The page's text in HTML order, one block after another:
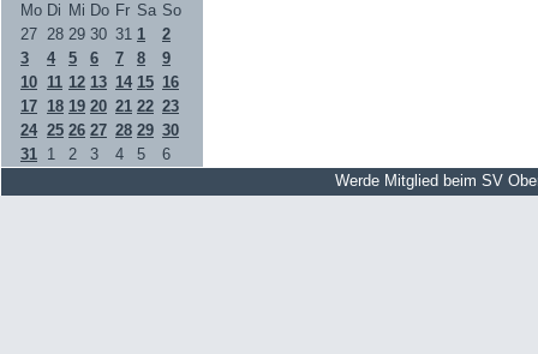
Mo Di Mi Do Fr Sa So
27 28 29 30 31 1
2
3
4 5 6 7 8
9
10 11 12 13 14 15 16
17 18 19 20 21 22 23
24 25 26 27 28 29 30
31 1 2 3 4 5 6
Werde Mitglied beim SV